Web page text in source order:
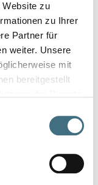
Website zu
zu Ihrer
Partner für
weiter. Unsere
mit
bereitgestellt